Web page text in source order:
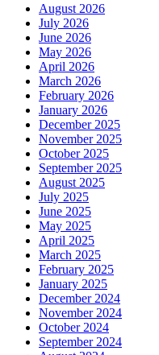
August 2026
July 2026
June 2026
May 2026
April 2026
March 2026
February 2026
January 2026
December 2025
November 2025
October 2025
September 2025
August 2025
July 2025
June 2025
May 2025
April 2025
March 2025
February 2025
January 2025
December 2024
November 2024
October 2024
September 2024